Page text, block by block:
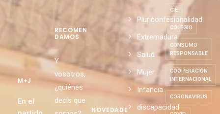
M+J
En el
RECOMEN
DAMOS
Y
vosotros,
¿quiénes
decís que
NOVEDADE
Pluriconfesionalidad
Extremadura
Salud
Mujer
Infancia
discapacidad
CIE
COLEGIO
CONSUMO
RESPONSABLE
COOPERACIÓN
INTERNACIONAL
CORONAVIRUS